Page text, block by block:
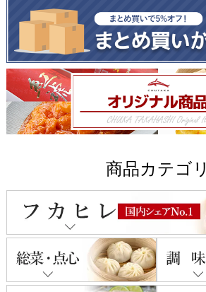
商品カテゴリ